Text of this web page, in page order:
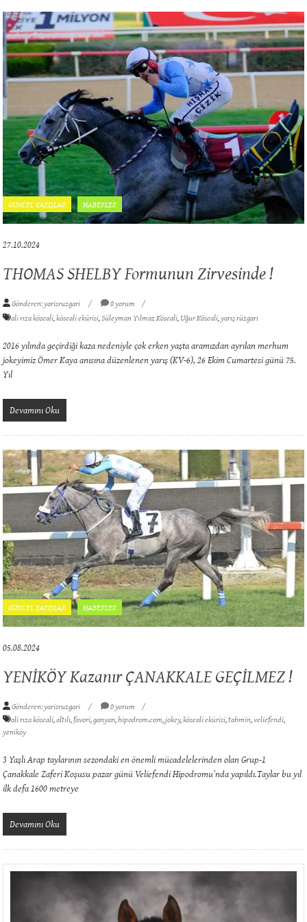
GÜNCEL YARIŞLAR HABERLER
27.10.2024
THOMAS SHELBY Formunun Zirvesinde !
Gönderen: yarisruzgari
0 yorum
ali rıza köseali,köseali ekürisi,Süleyman Yılmaz Köseali,Uğur Köseali,yarış rüzgarı
2016 yılında geçirdiği kaza nedeniyle çok erken yaşta aramızdan ayrılan merhum
jokeyimiz Ömer Kaya anısına düzenlenen yarış (KV-6), 26 Ekim Cumartesi günü 75.
Yıl
Devamını Oku
GÜNCEL YARIŞLAR HABERLER
05.08.2024
YENİKÖY Kazanır ÇANAKKALE GEÇİLMEZ !
Gönderen: yarisruzgari
0 yorum
ali rıza köseali,altılı,favori,ganyan,hipodrom.com,jokey,köseali ekürisi,tahmin,veliefendi,
yeniköy
3 Yaşlı Arap taylarının sezondaki en önemli mücadelelerinden olan Grup-1
Çanakkale Zaferi Koşusu pazar günü Veliefendi Hipodromu’nda yapıldı.Taylar bu yıl
ilk defa 1600 metreye
Devamını Oku